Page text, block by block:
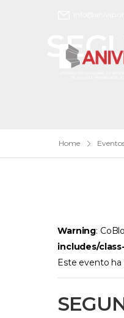
Home
Warning:
includes/
Este evento ha